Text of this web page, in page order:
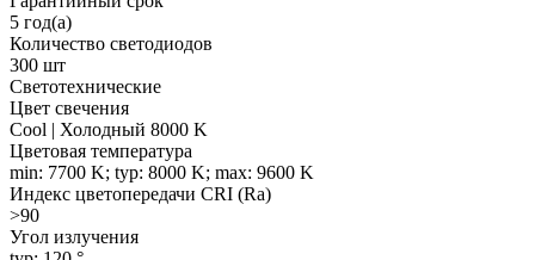
5 год(а)
Количество светодиодов
300 шт
Светотехнические
Цвет свечения
Cool | Холодный 8000 K
Цветовая температура
min: 7700 K; typ: 8000 K; max: 9600 K
Индекс цветопередачи CRI (Ra)
>90
Угол излучения